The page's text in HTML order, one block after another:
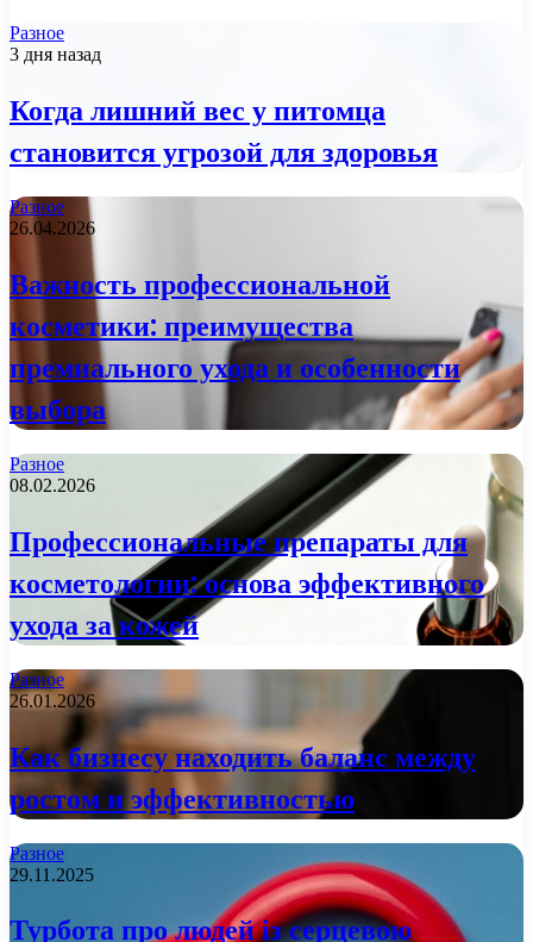
Разное
3 дня назад
Когда лишний вес у питомца
становится угрозой для здоровья
Разное
26.04.2026
Важность профессиональной
косметики: преимущества
премиального ухода и особенности
выбора
Разное
08.02.2026
Профессиональные препараты для
косметологии: основа эффективного
ухода за кожей
Разное
26.01.2026
Как бизнесу находить баланс между
ростом и эффективностью
Разное
29.11.2025
Турбота про людей із серцевою